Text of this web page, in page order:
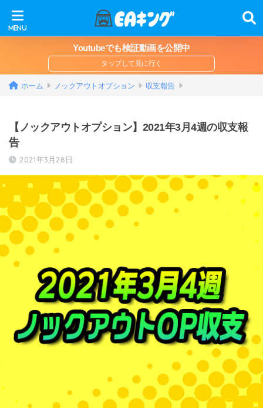
Youtubeでも検証動画を公開中
ホーム ノックアウトオプション 収支報告
【ノックアウトオプション】2021年3月4週の収支報
告
2021年3月28日